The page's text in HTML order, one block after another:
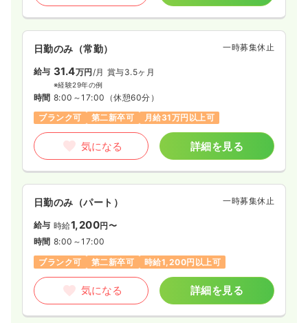
日勤のみ（常勤） 一時募集休止
給与 31.4万円/月 賞与3.5ヶ月
※経験29年の例
時間 8:00～17:00 （休憩60分）
ブランク可
第二新卒可 月給31万円以上可
気になる 詳細を見る
日勤のみ（パート） 一時募集休止
給与 時給1,200円〜
時間 8:00～17:00
ブランク可
第二新卒可 時給1,200円以上可
気になる 詳細を見る